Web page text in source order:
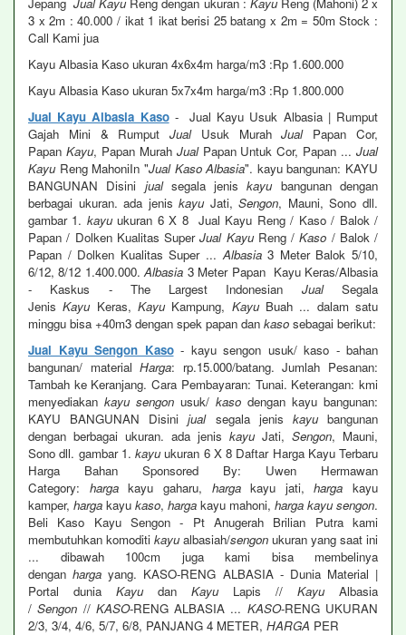
3 x 2m : 40.000 / ikat 1 ikat berisi 25 batang x 2m = 50m Stock :
Call Kami jua
Kayu Albasia Kaso ukuran 4x6x4m harga/m3 :Rp 1.600.000
Kayu Albasia Kaso ukuran 5x7x4m harga/m3 :Rp 1.800.000
Jual Kayu Albasia Kaso- Jual Kayu Usuk Albasia | Rumput
Gajah Mini & RumputJualUsuk MurahJualPapan Cor,
Papan Kayu, Papan Murah JualPapan Untuk Cor, Papan ...Jual
KayuReng MahoniIn "Jual Kaso Albasia". kayu bangunan: KAYU
BANGUNAN Disini jualsegala jeniskayubangunan dengan
berbagai ukuran. ada jeniskayuJati,Sengon, Mauni, Sono dll.
gambar 1. kayuukuran 6 X 8 Jual Kayu Reng / Kaso / Balok /
Papan / Dolken Kualitas SuperJual KayuReng /Kaso / Balok /
Papan / Dolken Kualitas Super ...Albasia3 Meter Balok 5/10,
6/12, 8/12 1.400.000.Albasia 3 Meter Papan Kayu Keras/Albasia
- Kaskus - The Largest Indonesian JualSegala
JenisKayuKeras,KayuKampung, KayuBuah ... dalam satu
minggu bisa +40m3 dengan spek papan dan kaso sebagai berikut:
Jual Kayu Sengon Kaso- kayu sengon usuk/ kaso - bahan
bangunan/ materialHarga: rp.15.000/batang. Jumlah Pesanan:
Tambah ke Keranjang. Cara Pembayaran: Tunai. Keterangan: kmi
menyediakan kayu sengon usuk/ kaso dengan kayu bangunan:
KAYU BANGUNAN Disinijualsegala jenis kayubangunan
dengan berbagai ukuran. ada jenis kayuJati, Sengon, Mauni,
Sono dll. gambar 1. kayuukuran 6 X 8 Daftar Harga Kayu Terbaru
Harga Bahan Sponsored By: Uwen Hermawan
Category: hargakayu gaharu, hargakayu jati,harga kayu
kamper, harga kayu kaso, harga kayu mahoni, harga kayu sengon.
Beli Kaso Kayu Sengon - Pt Anugerah Brilian Putra kami
membutuhkan komoditi kayualbasiah/sengon ukuran yang saat ini
... dibawah 100cm juga kami bisa membelinya
denganharga yang. KASO-RENG ALBASIA - Dunia Material |
Portal dunia Kayudan KayuLapis // KayuAlbasia
/Sengon // KASO-RENG ALBASIA ... KASO-RENG UKURAN
2/3, 3/4, 4/6, 5/7, 6/8, PANJANG 4 METER, HARGA PER